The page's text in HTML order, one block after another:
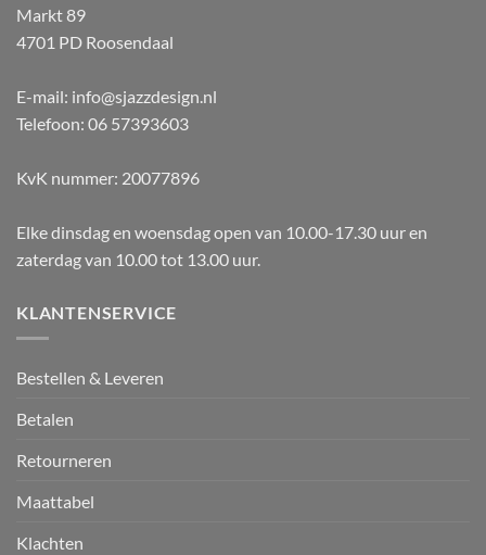
Markt 89
4701 PD Roosendaal
E-mail: info@sjazzdesign.nl
Telefoon: 06 57393603
KvK nummer: 20077896
Elke dinsdag en woensdag open van 10.00-17.30 uur en
zaterdag van 10.00 tot 13.00 uur.
KLANTENSERVICE
Bestellen & Leveren
Betalen
Retourneren
Maattabel
Klachten